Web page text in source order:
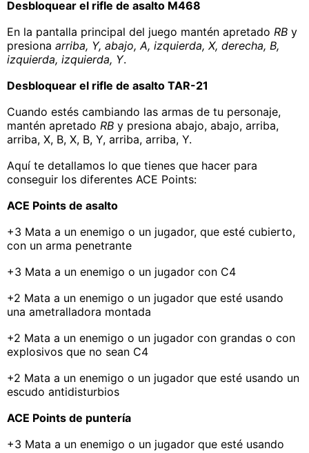
Desbloquear el rifle de asalto M468
En la pantalla principal del juego mantén apretado RB y
presiona arriba, Y, abajo, A, izquierda, X, derecha, B,
izquierda, izquierda, Y.
Desbloquear el rifle de asalto TAR-21
Cuando estés cambiando las armas de tu personaje,
mantén apretado RB y presiona abajo, abajo, arriba,
arriba, X, B, X, B, Y, arriba, arriba, Y.
Aquí te detallamos lo que tienes que hacer para
conseguir los diferentes ACE Points:
ACE Points de asalto
+3 Mata a un enemigo o un jugador, que esté cubierto,
con un arma penetrante
+3 Mata a un enemigo o un jugador con C4
+2 Mata a un enemigo o un jugador que esté usando
una ametralladora montada
+2 Mata a un enemigo o un jugador con grandas o con
explosivos que no sean C4
+2 Mata a un enemigo o un jugador que esté usando un
escudo antidisturbios
ACE Points de puntería
+3 Mata a un enemigo o un jugador que esté usando